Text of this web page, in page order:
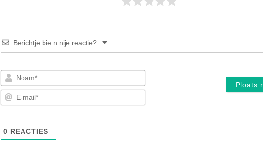
Berichtje bie n nije reactie?
Noam*
E-
0 REACTIES